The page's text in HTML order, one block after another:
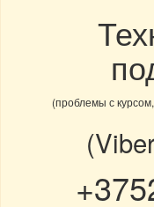
(проблемы с